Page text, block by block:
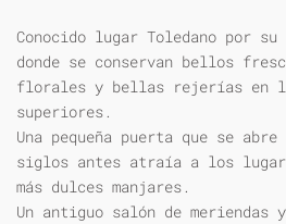
Conocido lugar Toledano por su
donde se conservan bellos
florales y bellas rejerías en
superiores.
Una pequeña puerta que se
siglos antes atraía a los
más dulces manjares.
Un antiguo salón de meriendas